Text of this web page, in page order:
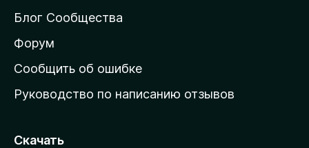
а
ш
н
ю
т
Блог Сообщества
Форум
Сообщить об ошибке
Руководство по написанию отзывов
Скачать